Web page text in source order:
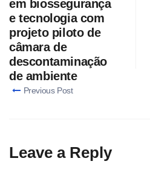
em biossegurança
e tecnologia com
projeto piloto de
câmara de
descontaminação
de ambiente
Previous Post
Leave a Reply